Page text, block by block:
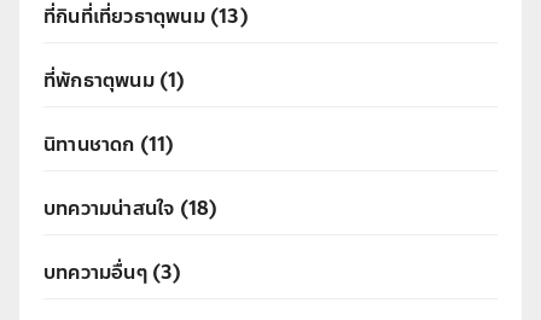
ที่กินที่เที่ยวธาตุพนม(13)
ที่พักธาตุพนม(1)
นิทานชาดก (11)
บทความน่าสนใจ (18)
บทความอื่นๆ(3)